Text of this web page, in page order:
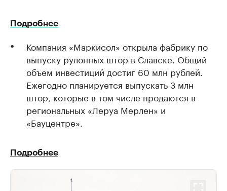
Подробнее
Компания «Маркисол» открыла фабрику по
выпуску рулонных штор в Славске. Общий
объем инвестиций достиг 60 млн рублей.
Ежегодно планируется выпускать 3 млн
штор, которые в том числе продаются в
региональных «Леруа Мерлен» и
«Бауцентре».
Подробнее